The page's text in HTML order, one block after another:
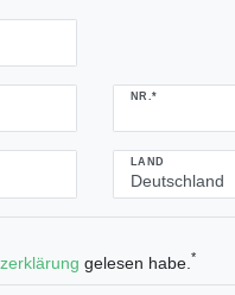
NR.*
LAND
gelesen habe. *